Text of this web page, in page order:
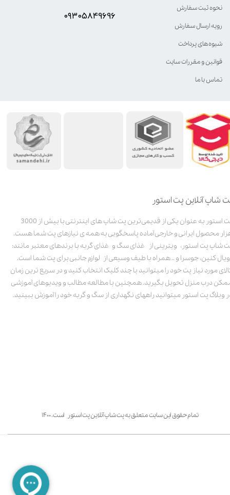
شاپ آنلاین پت استور
پت استور به عنوان یکی از قدیمی‌ترین پت شاپ های اینترنتی با بیش از 3000
محصول ایرانی و خارجی آماده پاسخگویی به همه ی نیازهای پت شما هست.
شاپ پت استور، ویترینی از غذای سگ و غذای گربه با برندهای معتبر مانند:
کنین، جوسرا و .. همراه با طیف وسیعی از لوازم جانبی برای پت شما است.
مورد نیاز پت خود را میتوانید با چند کلیک انتخاب کنید و در سریع ترین زمان
درب منزل تحویل بگیرید. همچنین با مطالعه مطالب و ویدیوهای آموزشی
وبلاگ پت استور میتوانید راههای نگهداری از سگ و گربه خود را آموزش ببینید.
تمام حقوق این سایت متعلق به پت شاپ آنلاین پت استور است. ۱۴۰۰
نحوه ثبت سفارش
رویه ارسال سفارش
شیوه‌های پرداخت
قوانین و مقررات سایت
تماس با ما
۰۹۳۰۵8۴9696